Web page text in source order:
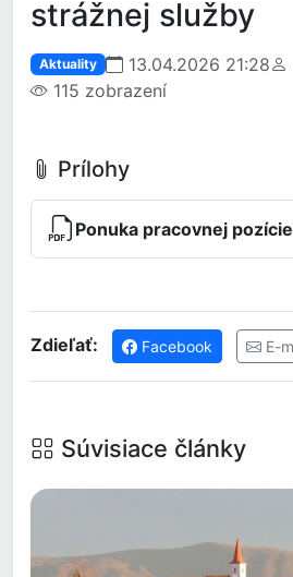
strážnej služby
Aktuality 13.04.2026 21:28
115 zobrazení
Prílohy
Ponuka pracovnej pozície
Zdieľať: Facebook E-
Súvisiace články